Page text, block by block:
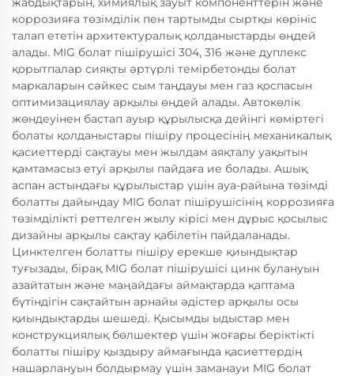
коррозияға төзімділік пен тартымды сыртқы көрініс
талап ететін архитектуралық қолданыстарды өңдей
алады. MIG болат пішірушісі 304, 316 және дуплекс
қорытпалар сияқты әртүрлі темірбетонды болат
маркаларын сәйкес сым таңдауы мен газ қоспасын
оптимизациялау арқылы өңдей алады. Автокөлік
жөндеуінен бастап ауыр құрылысқа дейінгі көміртегі
болаты қолданыстары пішіру процесінің механикалық
қасиеттерді сақтауы мен жылдам аяқталу уақытын
қамтамасыз етуі арқылы пайдаға ие болады. Ашық
аспан астындағы құрылыстар үшін ауа-райына төзімді
болатты дайындау MIG болат пішірушісінің коррозияға
төзімділікті реттелген жылу кірісі мен дұрыс қосылыс
дизайны арқылы сақтау қабілетін пайдаланады.
Цинктелген болатты пішіру ерекше қиындықтар
туғызады, бірақ MIG болат пішірушісі цинк булануын
азайтатын және маңайдағы аймақтарда қаптама
бүтіндігін сақтайтын арнайы әдістер арқылы осы
қиындықтарды шешеді. Қысымды ыдыстар мен
конструкциялық бөлшектер үшін жоғары беріктікті
болатты пішіру қыздыру аймағында қасиеттердің
нашарлануын болдырмау үшін заманауи MIG болат